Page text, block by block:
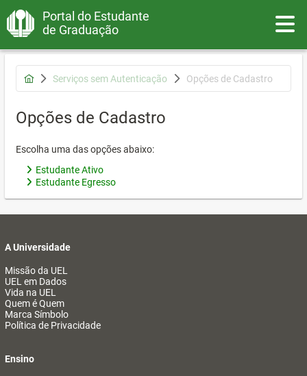
Portal do Estudante
de Graduação
Serviços sem Autenticação Opções de Cadastro
Opções de Cadastro
Escolha uma das opções abaixo:
Estudante Ativo
Estudante Egresso
A Universidade
Missão da UEL
UEL em Dados
Vida na UEL
Quem é Quem
Marca Símbolo
Política de Privacidade
Ensino